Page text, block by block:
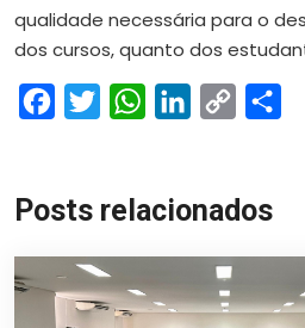
qualidade necessária para o
dos cursos, quanto dos
FacebookTwitterWhatsAppLinkedIn
Copy
Posts relacionados